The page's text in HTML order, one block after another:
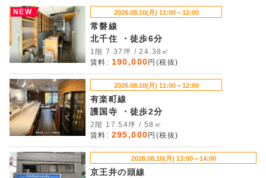
NEW 2026.08.10(月) 11:00～12:00
常磐線
北千住 ・徒歩6分
1階 7.37坪 / 24.38㎡
賃料: 190,000 円(税抜)
2026.08.10(月) 11:00～12:00
有楽町線
護国寺 ・徒歩2分
2階 17.54坪 / 58㎡
賃料: 295,000 円(税抜)
2026.08.10(月) 13:00～14:00
京王井の頭線